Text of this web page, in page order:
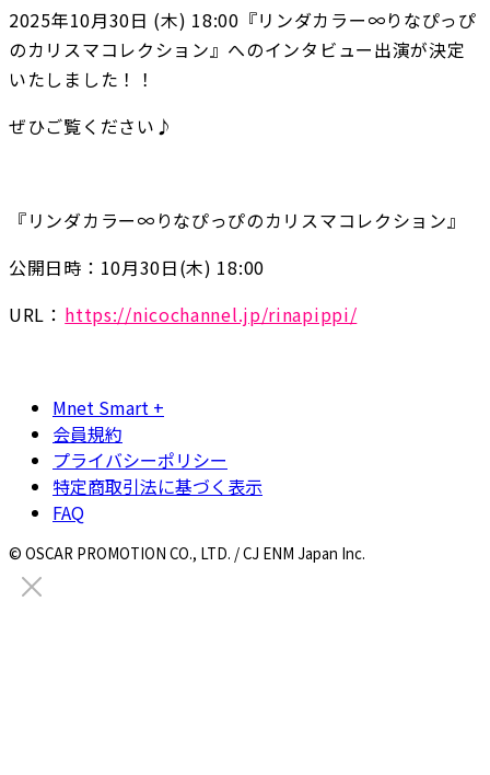
2025年10月30日 (木) 18:00『リンダカラー∞りなぴっぴ
のカリスマコレクション』へのインタビュー出演が決定
いたしました！！
ぜひご覧ください♪
『リンダカラー∞りなぴっぴのカリスマコレクション』
公開日時：10月30日(木) 18:00
URL： https://nicochannel.jp/rinapippi/
Mnet Smart +
会員規約
プライバシーポリシー
特定商取引法に基づく表示
FAQ
© OSCAR PROMOTION CO., LTD. / CJ ENM Japan Inc.